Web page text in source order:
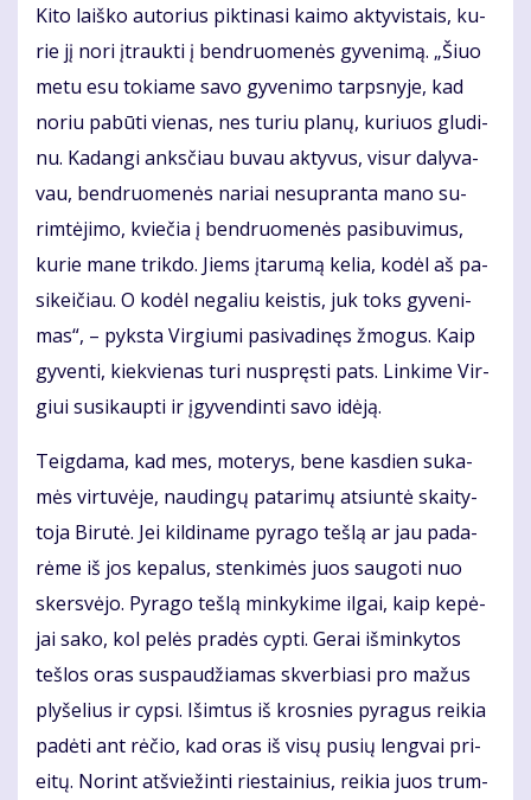
Ki­to laiš­ko au­to­rius pik­ti­na­si kai­mo ak­ty­vis­tais, ku­
rie jį no­ri įtrauk­ti į ben­druo­me­nės gy­ve­ni­mą. „Šiuo
me­tu esu to­kia­me sa­vo gy­ve­ni­mo tarps­ny­je, kad
no­riu pa­bū­ti vie­nas, nes tu­riu pla­nų, ku­riuos glu­di­
nu. Ka­dan­gi anks­čiau bu­vau ak­ty­vus, vi­sur da­ly­va­
vau, ben­druo­me­nės na­riai ne­su­pran­ta ma­no su­
rim­tė­ji­mo, kvie­čia į ben­druo­me­nės pa­si­bu­vi­mus,
ku­rie ma­ne trik­do. Jiems įta­ru­mą ke­lia, ko­dėl aš pa­
si­kei­čiau. O ko­dėl ne­ga­liu keis­tis, juk toks gy­ve­ni­
mas“, – pyks­ta Vir­giu­mi pa­si­va­di­nęs žmo­gus. Kaip
gy­ven­ti, kiek­vie­nas tu­ri nu­spręs­ti pats. Lin­ki­me Vir­
giui su­si­kaup­ti ir įgy­ven­din­ti sa­vo idė­ją.
Teig­da­ma, kad mes, mo­te­rys, be­ne kas­dien su­ka­
mės vir­tu­vė­je, nau­din­gų pa­ta­ri­mų at­siun­tė skai­ty­
to­ja Bi­ru­tė. Jei kil­di­na­me py­ra­go teš­lą ar jau pa­da­
rė­me iš jos ke­pa­lus, sten­ki­mės juos sau­go­ti nuo
skers­vė­jo. Py­ra­go teš­lą min­ky­ki­me il­gai, kaip ke­pė­
jai sa­ko, kol pe­lės pra­dės cyp­ti. Ge­rai iš­min­ky­tos
teš­los oras su­spau­džia­mas skver­bia­si pro ma­žus
ply­še­lius ir cyp­si. Iš­im­tus iš kros­nies py­ra­gus rei­kia
pa­dė­ti ant rė­čio, kad oras iš vi­sų pu­sių leng­vai pri­
ei­tų. No­rint at­švie­žin­ti ries­tai­nius, rei­kia juos trum­